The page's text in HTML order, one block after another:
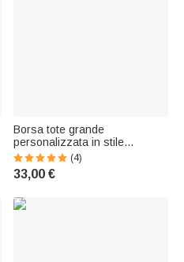
Borsa tote grande
personalizzata in stile
bohémien, lavorata
all’uncinetto, con nome:
accessorio per l’uso
spiaggia e i viaggi; regalo di
(4)
33,00 €